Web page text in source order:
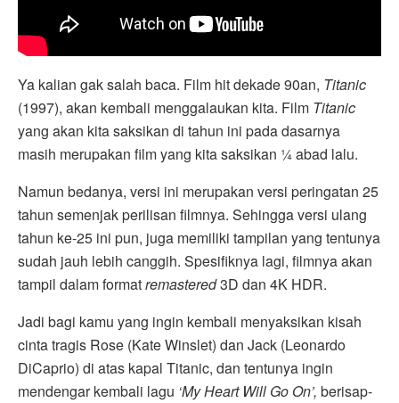
Ya kalian gak salah baca. Film hit dekade 90an, Titanic
(1997), akan kembali menggalaukan kita. Film Titanic
yang akan kita saksikan di tahun ini pada dasarnya
masih merupakan film yang kita saksikan ¼ abad lalu.
Namun bedanya, versi ini merupakan versi peringatan 25
tahun semenjak perilisan filmnya. Sehingga versi ulang
tahun ke-25 ini pun, juga memiliki tampilan yang tentunya
sudah jauh lebih canggih. Spesifiknya lagi, filmnya akan
tampil dalam formatremastered3D dan 4K HDR.
Jadi bagi kamu yang ingin kembali menyaksikan kisah
cinta tragis Rose (Kate Winslet) dan Jack (Leonardo
DiCaprio) di atas kapal Titanic, dan tentunya ingin
mendengar kembali lagu ‘My Heart Will Go On’, berisap-